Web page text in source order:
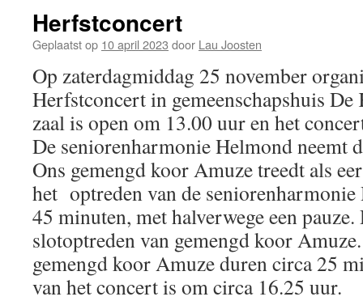
Herfstconcert
Geplaatst op 10 april 2023 door Lau Joosten
Op zaterdagmiddag 25 november
Herfstconcert in gemeenschapshuis
zaal is open om 13.00 uur en het
De seniorenharmonie Helmond neemt
Ons gemengd koor Amuze treedt als
het optreden van de seniorenharmonie
45 minuten, met halverwege een pauze.
slotoptreden van gemengd koor
gemengd koor Amuze duren circa 25
van het concert is om circa 16.25 uur.